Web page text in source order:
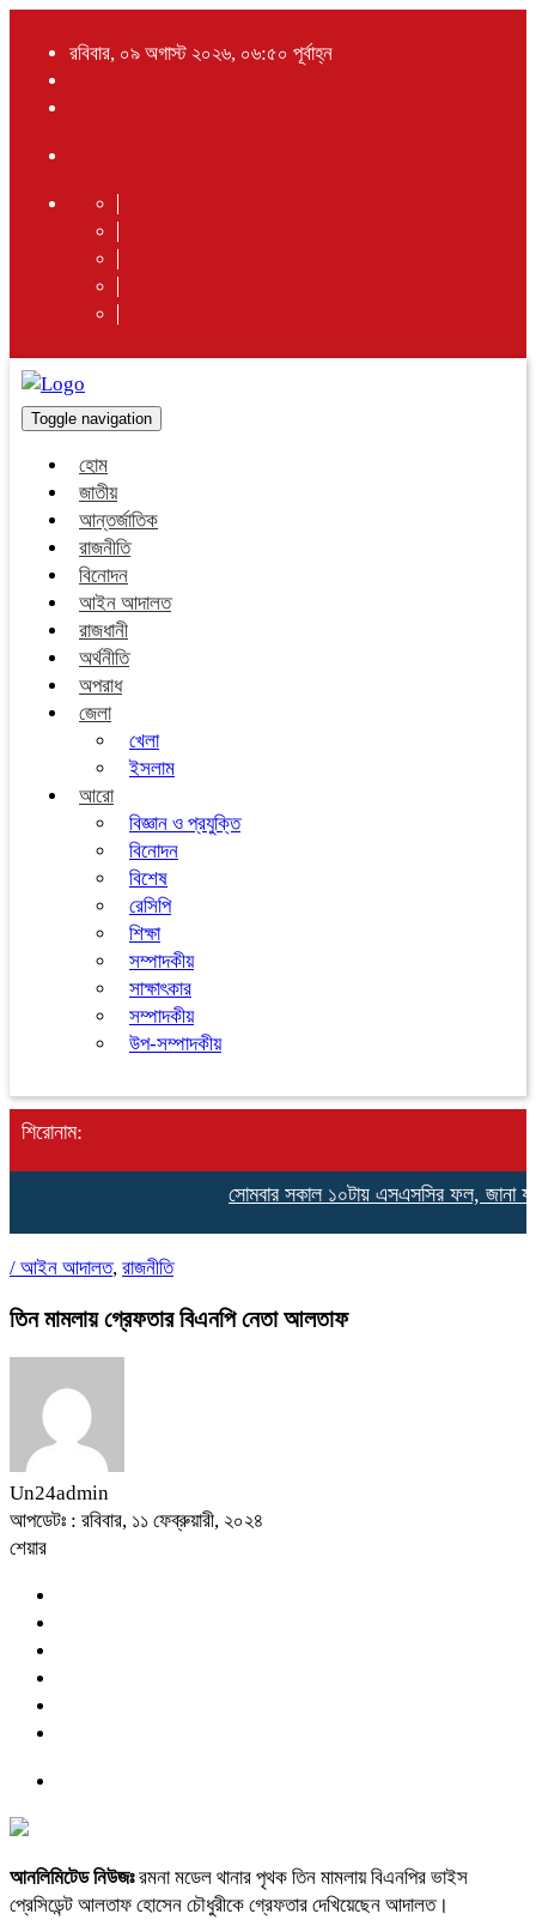
রবিবার, ০৯ অগাস্ট ২০২৬, ০৬:৫০ পূর্বাহ্ন
Toggle navigation
হোম
জাতীয়
আন্তর্জাতিক
রাজনীতি
বিনোদন
আইন আদালত
রাজধানী
অর্থনীতি
অপরাধ
জেলা
খেলা
ইসলাম
আরো
বিজ্ঞান ও প্রযুক্তি
বিনোদন
বিশেষ
রেসিপি
শিক্ষা
সম্পাদকীয়
সাক্ষাৎকার
সম্পাদকীয়
উপ-সম্পাদকীয়
শিরোনাম:
সোমবার সকাল ১০টায় এসএসসির ফল, জানা যাবে
/ আইন আদালত, রাজনীতি
তিন মামলায় গ্রেফতার বিএনপি নেতা আলতাফ
Un24admin
আপডেটঃ : রবিবার, ১১ ফেব্রুয়ারী, ২০২৪
শেয়ার
আনলিমিটেড নিউজঃরমনা মডেল থানার পৃথক তিন মামলায় বিএনপির ভাইস
প্রেসিডেন্ট আলতাফ হোসেন চৌধুরীকে গ্রেফতার দেখিয়েছেন আদালত।